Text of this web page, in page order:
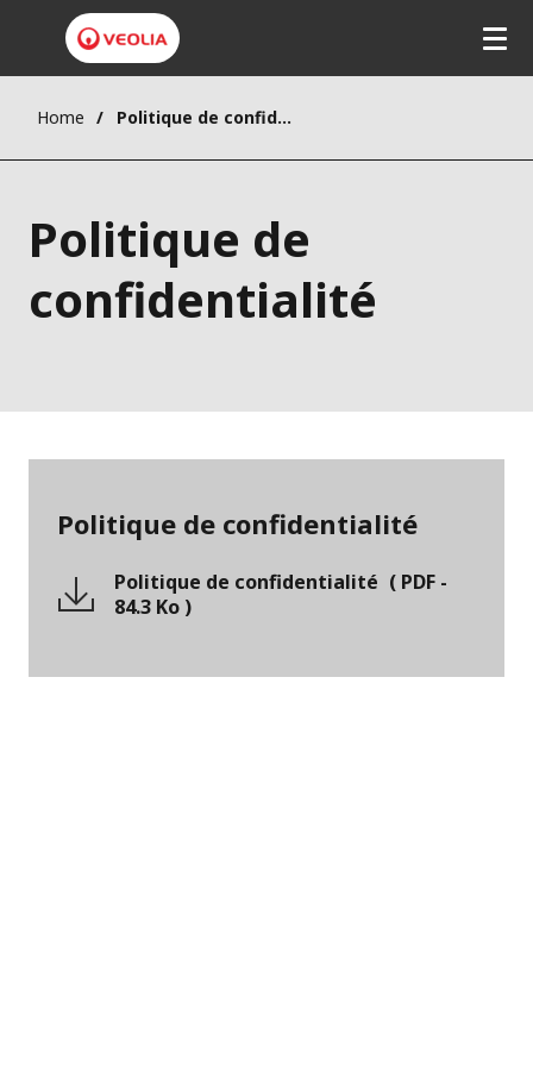
Home Politique de confidentialité
Politique de
confidentialité
Politique de confidentialité
Politique de confidentialité ( PDF -
84.3 Ko )